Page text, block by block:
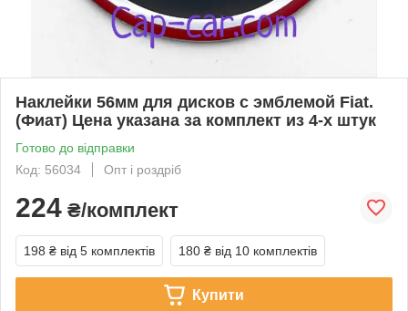
Наклейки 56мм для дисков с эмблемой Fiat.
(Фиат) Цена указана за комплект из 4-х штук
Готово до відправки
Код: 56034
Опт і роздріб
224 ₴/комплект
198 ₴ від 5 комплектів 180 ₴ від 10 комплектів
Купити